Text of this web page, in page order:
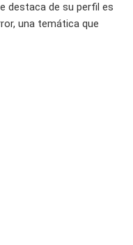
destaca de su perfil es
una temática que